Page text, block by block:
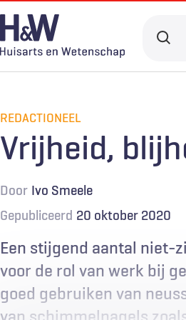
Overslaan
en
naar
gaan
Spoedzorg
Digitale zorg
Abonneren
REDACTIONEEL
Vrijheid,
Door Ivo Smeele
Gepubliceerd 20 oktober 2020
Een stijgend aantal niet-
voor de rol van werk bij
goed gebruiken van
van schimmelnagels